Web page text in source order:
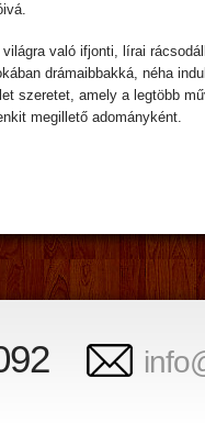
világra való ifjonti, lírai
drámaibbakká, néha
szeretet, amely a legtöbb
megillető adományként.